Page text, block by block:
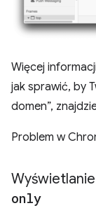
Więcej
jak sprawić, by
domen”,
Problem w
only